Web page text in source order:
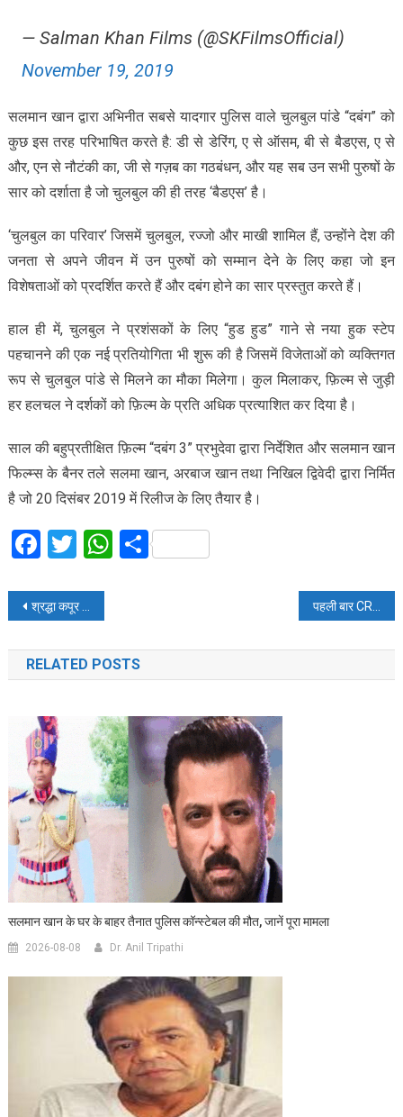
— Salman Khan Films (@SKFilmsOfficial)
November 19, 2019
सलमान खान द्वारा अभिनीत सबसे यादगार पुलिस वाले चुलबुल पांडे “दबंग” को
कुछ इस तरह परिभाषित करते है: डी से डेरिंग, ए से ऑसम, बी से बैडएस, ए से
और, एन से नौटंकी का, जी से गज़ब का गठबंधन, और यह सब उन सभी पुरुषों के
सार को दर्शाता है जो चुलबुल की ही तरह ‘बैडएस’ है।
‘चुलबुल का परिवार’ जिसमें चुलबुल, रज्जो और माखी शामिल हैं, उन्होंने देश की
जनता से अपने जीवन में उन पुरुषों को सम्मान देने के लिए कहा जो इन
विशेषताओं को प्रदर्शित करते हैं और दबंग होने का सार प्रस्तुत करते हैं।
हाल ही में, चुलबुल ने प्रशंसकों के लिए “हुड हुड” गाने से नया हुक स्टेप
पहचानने की एक नई प्रतियोगिता भी शुरू की है जिसमें विजेताओं को व्यक्तिगत
रूप से चुलबुल पांडे से मिलने का मौका मिलेगा। कुल मिलाकर, फ़िल्म से जुड़ी
हर हलचल ने दर्शकों को फ़िल्म के प्रति अधिक प्रत्याशित कर दिया है।
साल की बहुप्रतीक्षित फ़िल्म “दबंग 3” प्रभुदेवा द्वारा निर्देशित और सलमान खान
फिल्म्स के बैनर तले सलमा खान, अरबाज खान तथा निखिल द्विवेदी द्वारा निर्मित
है जो 20 दिसंबर 2019 में रिलीज के लिए तैयार है।
Facebook
TwitterWhatsApp
Share
Post
navigation
श्रद्धा कपूर ने एक लीडिंग मैगज़ीन के कवर पर बिखेरा अपनी खूबसूरती का जादू पहली बार CRPF में अनुबंध के आधार पर होंगी 1.2 लाख भर्तियां
RELATED POSTS
सलमान खान के घर के बाहर तैनात पुलिस कॉन्स्टेबल की मौत, जानें पूरा मामला
2026-08-08 Dr. Anil Tripathi